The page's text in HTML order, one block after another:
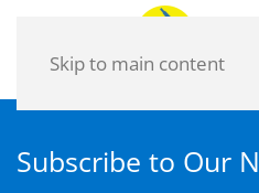
Skip to main content
Subscribe to Our